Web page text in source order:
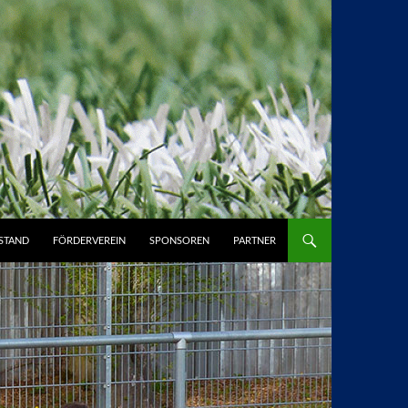
FÖRDERVEREIN SPONSOREN PARTNER